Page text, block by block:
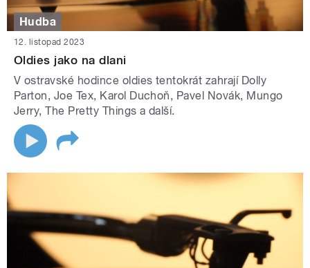
Hudba
12. listopad 2023
Oldies jako na dlani
V ostravské hodince oldies tentokrát zahrají Dolly
Parton, Joe Tex, Karol Duchoň, Pavel Novák, Mungo
Jerry, The Pretty Things a další.